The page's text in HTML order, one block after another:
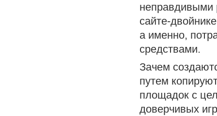
неправдивыми
сайте-
а именно,
средствами.
Зачем
путем
площадок с
доверчивых